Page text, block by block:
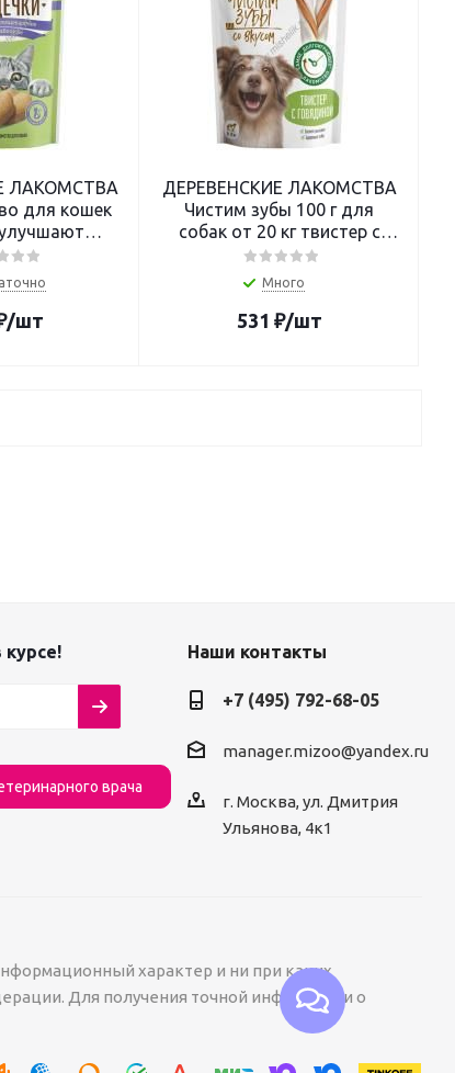
ЛАКОМСТВА
для кошек
метаболизм
/шт
ДЕРЕВЕНСКИЕ ЛАКОМСТВА
Чистим зубы 100 г для
собак от 20 кг твистер с
говядиной
Много
531 ₽/шт
курсе!
врача
Наши контакты
+7 (495) 792-68-05
manager.mizoo@yandex.ru
г. Москва, ул. Дмитрия
Ульянова, 4к1
характер и ни при каких
Для получения точной информации о